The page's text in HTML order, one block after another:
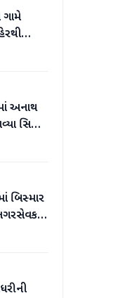
ગામે
અનાથ
સિટી
તેમની
બિસ્માર